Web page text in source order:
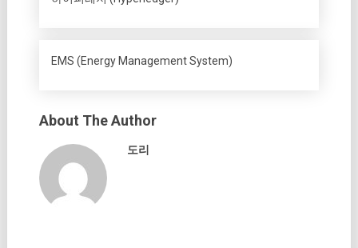
EMS (Energy Management System)
About The Author
도리